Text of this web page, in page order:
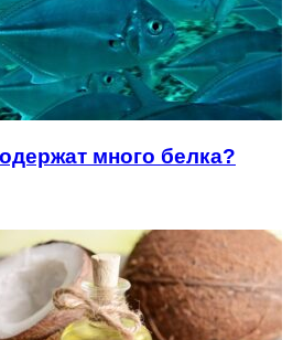
много белка?